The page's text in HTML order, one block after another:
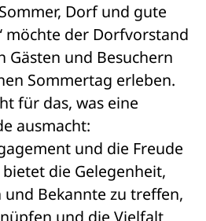
Dorf und gute
möchte der Dorfvorstand
Gästen und Besuchern
Sommertag erleben.
für das, was eine
ausmacht:
und die Freude
die Gelegenheit,
und Bekannte zu treffen,